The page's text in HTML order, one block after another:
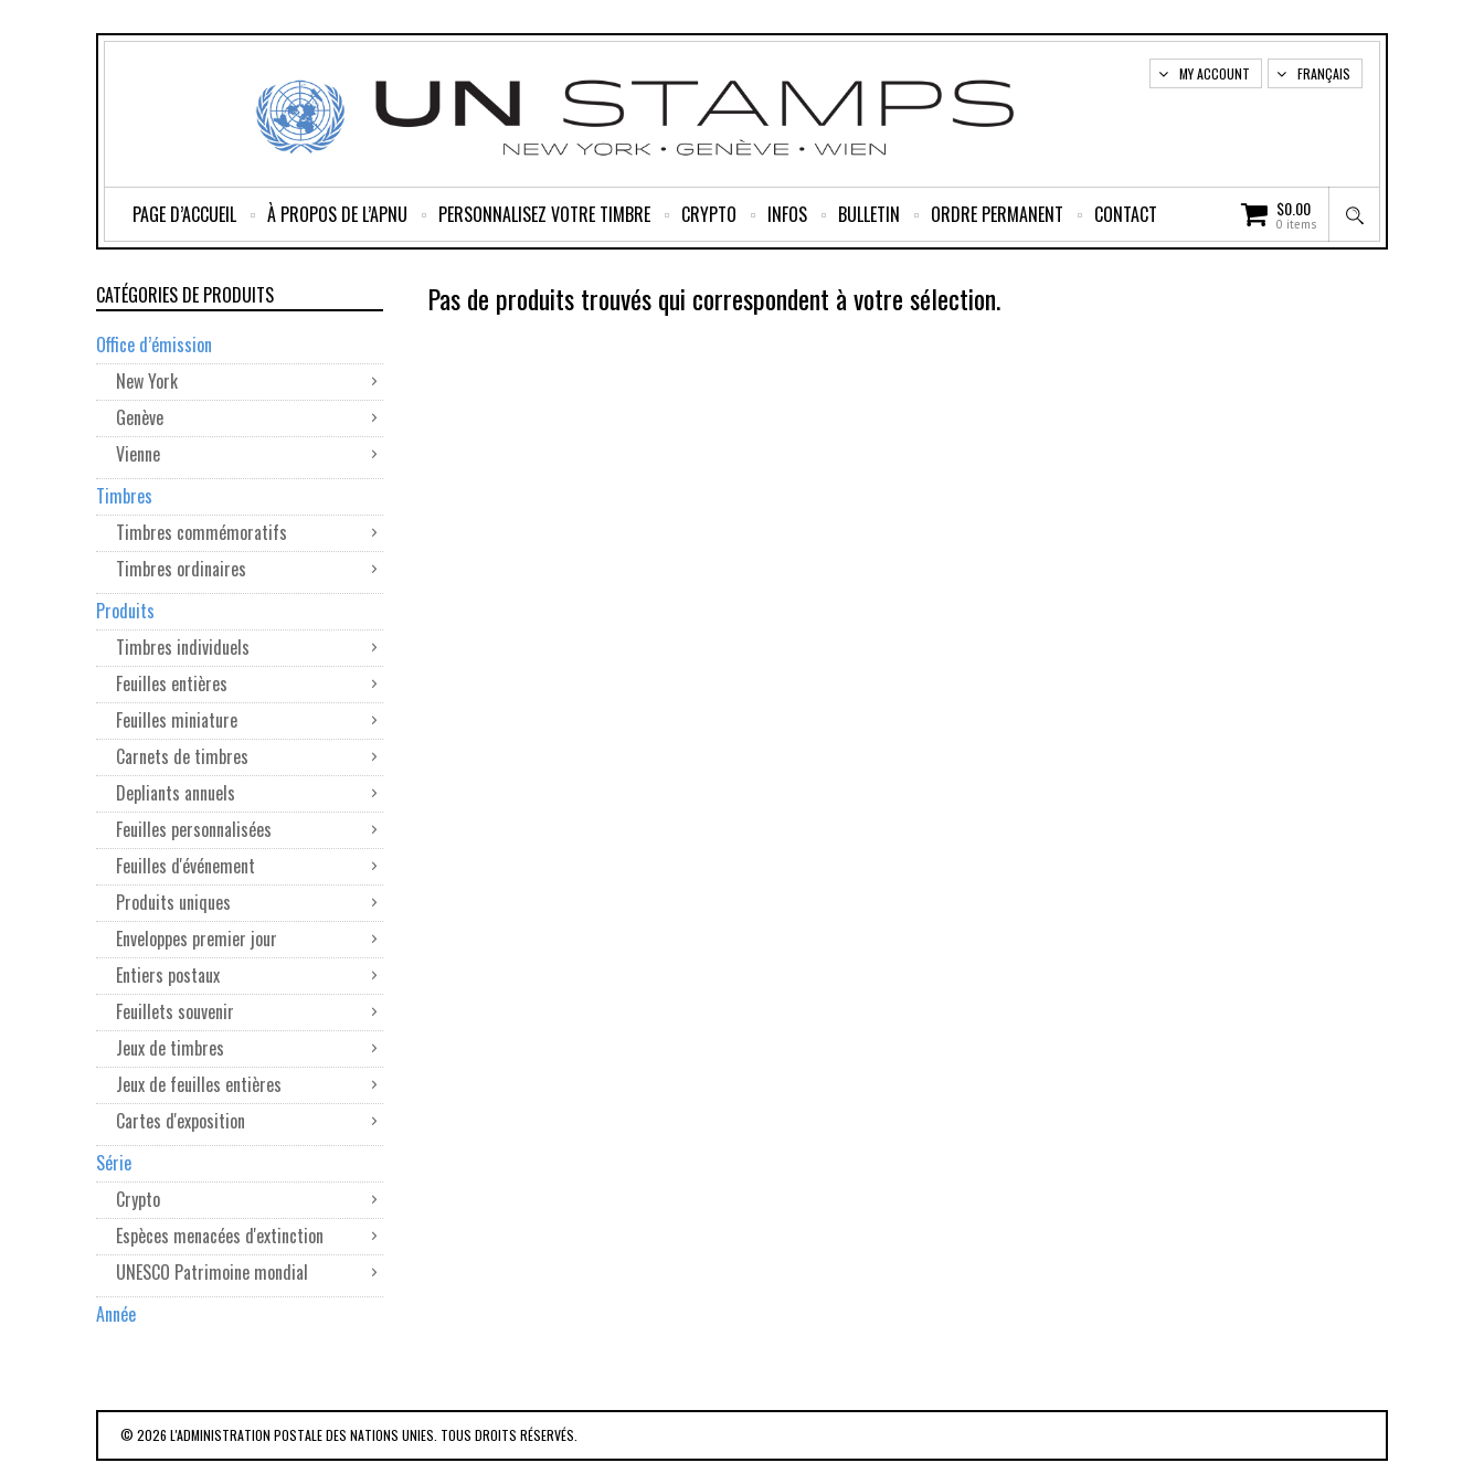
FRANÇAIS
MY ACCOUNT
$0.00
0 items
PAGE D’ACCUEIL À PROPOS DE L’APNU PERSONNALISEZ VOTRE TIMBRE CRYPTO INFOS BULLETIN ORDRE PERMANENT CONTACT
Pas de produits trouvés qui correspondent à votre sélection.
CATÉGORIES DE PRODUITS
Office d’émission
New York
Genève
Vienne
Timbres
Timbres commémoratifs
Timbres ordinaires
Produits
Timbres individuels
Feuilles entières
Feuilles miniature
Carnets de timbres
Depliants annuels
Feuilles personnalisées
Feuilles d'événement
Produits uniques
Enveloppes premier jour
Entiers postaux
Feuillets souvenir
Jeux de timbres
Jeux de feuilles entières
Cartes d'exposition
Série
Crypto
Espèces menacées d'extinction
UNESCO Patrimoine mondial
Année
© 2026 L'ADMINISTRATION POSTALE DES NATIONS UNIES. TOUS DROITS RÉSERVÉS.